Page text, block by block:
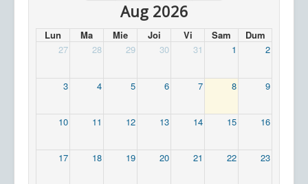
Aug 2026
Lun Ma Mie Joi Vi Sam
Dum
27
28 29 30 31 1 2
3 4 5 6 7 8 9
10 11 12 13 14 15 16
17 18 19 20 21 22 23